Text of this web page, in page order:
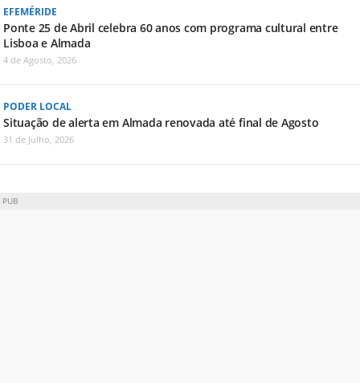
EFEMÉRIDE
Ponte 25 de Abril celebra 60 anos com programa cultural entre
Lisboa e Almada
4 de Agosto, 2026
PODER LOCAL
Situação de alerta em Almada renovada até final de Agosto
31 de Julho, 2026
PUB